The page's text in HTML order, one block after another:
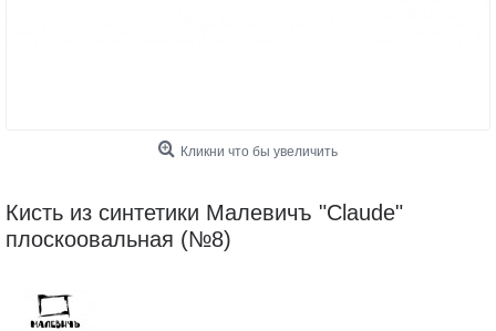
Кликни что бы увеличить
Кисть из синтетики Малевичъ "Claude"
плоскоовальная (№8)